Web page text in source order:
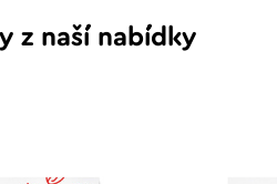
z naší nabídky